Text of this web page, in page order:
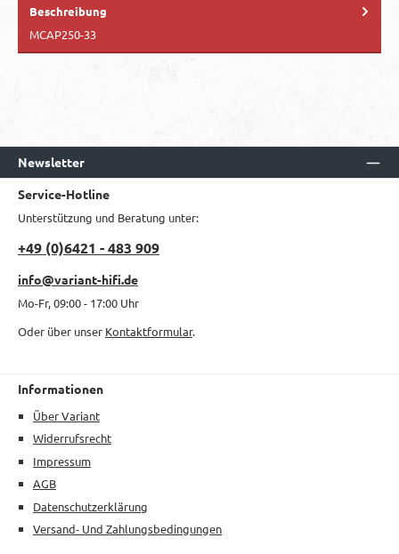
Beschreibung
MCAP250-33
Newsletter
Service-Hotline
Unterstützung und Beratung unter:
+49 (0)6421 - 483 909
info@variant-hifi.de
Mo-Fr, 09:00 - 17:00 Uhr
Oder über unser Kontaktformular.
Informationen
Über Variant
Widerrufsrecht
Impressum
AGB
Datenschutzerklärung
Versand- Und Zahlungsbedingungen